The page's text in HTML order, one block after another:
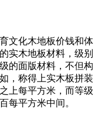
文化木地板价钱和体
实木地板材料，级别
的面版材料，不但构
，称得上实木板拼装
上每平方米，而等级
每平方米中间。